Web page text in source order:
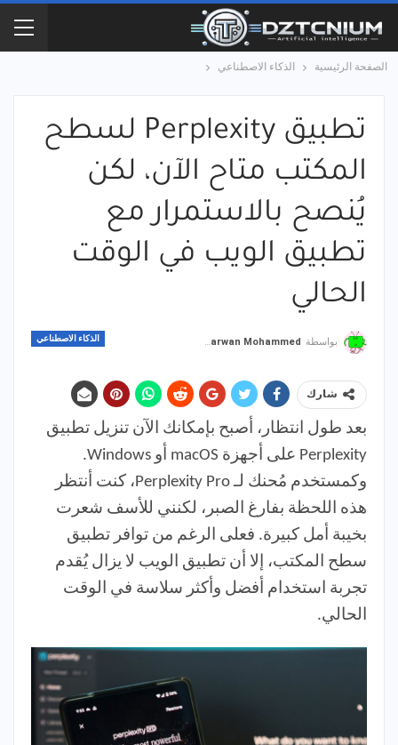
الصفحة الرئيسية الذكاء الاصطناعي
تطبيق Perplexity لسطح
المكتب متاح الآن، لكن
يُنصح بالاستمرار مع
تطبيق الويب في الوقت
الحالي
الذكاء الاصطناعي بواسطة Marwan Mohammed
شارك
بعد طول انتظار، أصبح بإمكانك الآن تنزيل تطبيق
Perplexity على أجهزة macOS أو Windows.
وكمستخدم مُحنك لـ Perplexity Pro، كنت أنتظر
هذه اللحظة بفارغ الصبر، لكنني للأسف شعرت
بخيبة أمل كبيرة. فعلى الرغم من توافر تطبيق
سطح المكتب، إلا أن تطبيق الويب لا يزال يُقدم
تجربة استخدام أفضل وأكثر سلاسة في الوقت
الحالي.